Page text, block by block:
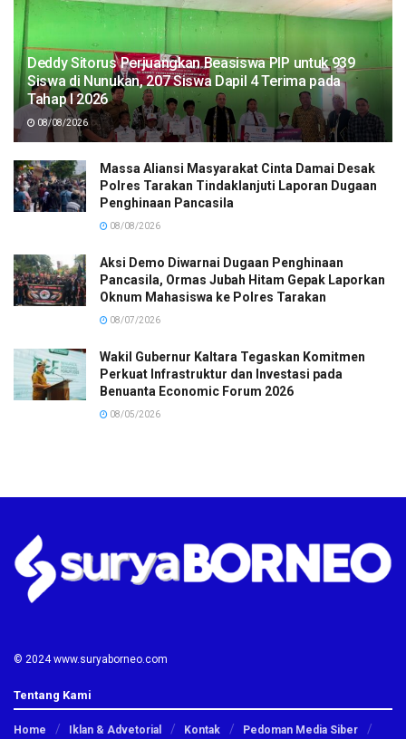
Deddy Sitorus Perjuangkan Beasiswa PIP untuk 939
Siswa di Nunukan, 207 Siswa Dapil 4 Terima pada
Tahap I 2026
08/08/2026
Massa Aliansi Masyarakat Cinta Damai Desak
Polres Tarakan Tindaklanjuti Laporan Dugaan
Penghinaan Pancasila
08/08/2026
Aksi Demo Diwarnai Dugaan Penghinaan
Pancasila, Ormas Jubah Hitam Gepak Laporkan
Oknum Mahasiswa ke Polres Tarakan
08/07/2026
Wakil Gubernur Kaltara Tegaskan Komitmen
Perkuat Infrastruktur dan Investasi pada
Benuanta Economic Forum 2026
08/05/2026
© 2024 www.suryaborneo.com
Tentang Kami
Home Iklan & Advetorial Kontak Pedoman Media Siber